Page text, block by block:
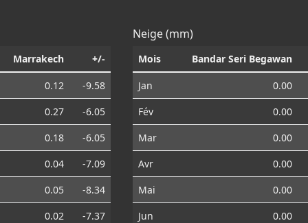
Marrakech +/-
0.12
-9.58
0.27
-6.05
0.18
-6.05
0.04
-7.09
0.05
-8.34
0.02
-7.37
Neige (mm)
Mois Bandar Seri Begawan
Jan 0.00
Fév
0.00
Mar
0.00
Avr
0.00
Mai
0.00
Jun
0.00